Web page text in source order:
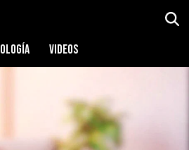
VIDEOS